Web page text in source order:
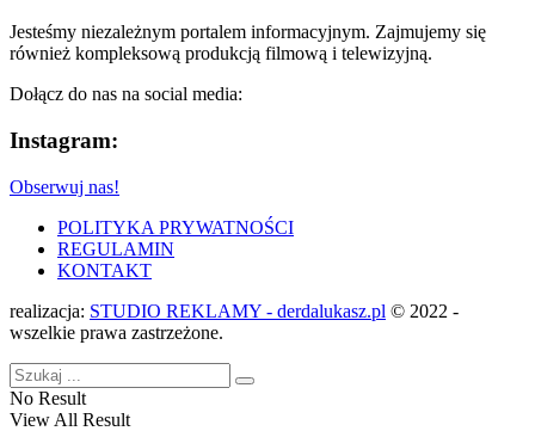
Jesteśmy niezależnym portalem informacyjnym. Zajmujemy się
również kompleksową produkcją filmową i telewizyjną.
Dołącz do nas na social media:
Instagram:
Obserwuj nas!
POLITYKA PRYWATNOŚCI
REGULAMIN
KONTAKT
realizacja: STUDIO REKLAMY - derdalukasz.pl © 2022 -
wszelkie prawa zastrzeżone.
No Result
View All Result